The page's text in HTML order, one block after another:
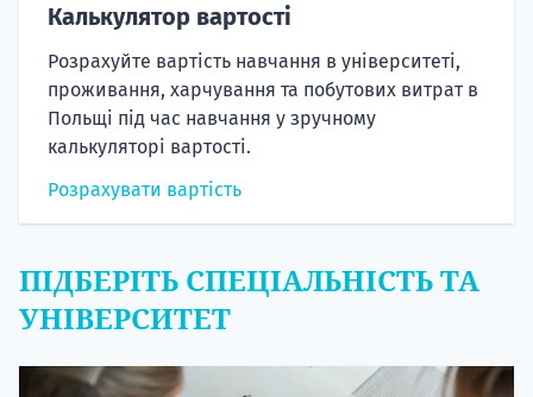
Калькулятор вартості
Розрахуйте вартість навчання в університеті,
проживання, харчування та побутових витрат в
Польщі під час навчання у зручному
калькуляторі вартості.
Розрахувати вартість
ПІДБЕРІТЬ СПЕЦІАЛЬНІСТЬ ТА
УНІВЕРСИТЕТ